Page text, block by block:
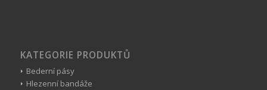
KATEGORIE PRODUKTŮ
Bederní pásy
Hlezenní bandáže